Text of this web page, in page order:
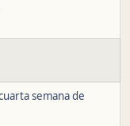
semana de